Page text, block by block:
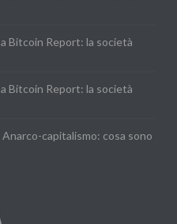
Bitcoin Report: la società
Bitcoin Report: la società
capitalismo: cosa sono